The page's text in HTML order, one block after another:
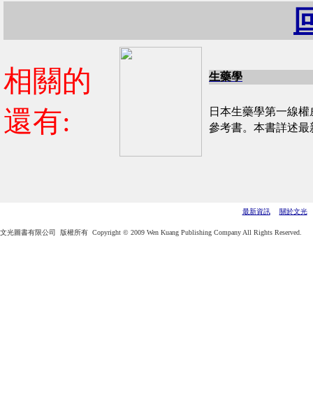
相關的
還有:
生藥學
日本生藥學第一線
參考書。 本書詳述最
最新資訊 關於文光
文光圖書有限公司 版權所有 Copyright © 2009 Wen Kuang Publishing Company All Rights Reserved.